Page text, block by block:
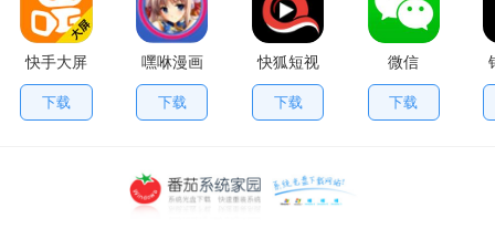
快手大屏
版
下载
嘿咻漫画
下载
快狐短视
频
下载
微信
下载